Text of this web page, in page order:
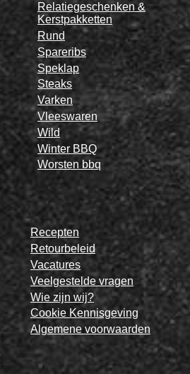
Relatiegeschenken &
Kerstpakketten
Rund
Spareribs
Speklap
Steaks
Varken
Vleeswaren
Wild
Winter BBQ
Worsten bbq
Recepten
Retourbeleid
Vacatures
Veelgestelde vragen
Wie zijn wij?
Cookie Kennisgeving
Algemene voorwaarden